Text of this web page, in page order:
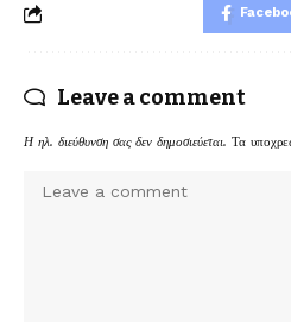
Leave a comment
Η ηλ. διεύθυνση σας δεν δημοσιεύεται. Τα